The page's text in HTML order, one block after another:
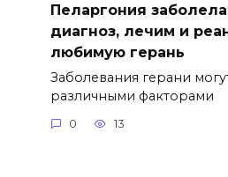
Пеларгония
диагноз, лечим и
любимую герань
Заболевания герани
различными факторами
0 13